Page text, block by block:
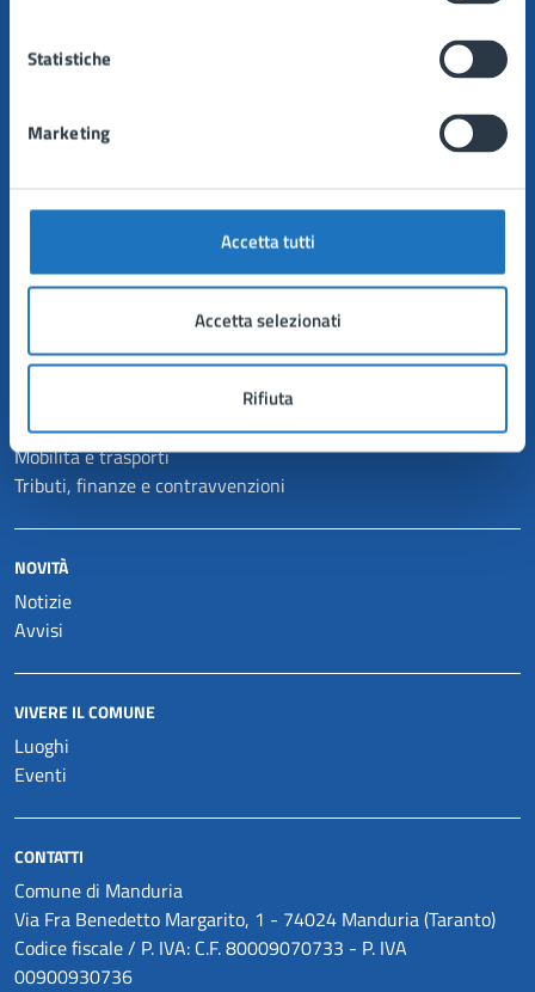
Statistiche
Marketing
Accetta tutti
Accetta selezionati
Rifiuta
AMMINISTRAZIONE
Uffici
Anagrafe e stato civile
Catasto e urbanistica
Mobilità e trasporti
Tributi, finanze e contravvenzioni
NOVITÀ
Notizie
Avvisi
VIVERE IL COMUNE
Luoghi
Eventi
CONTATTI
Comune di Manduria
Via Fra Benedetto Margarito, 1 - 74024 Manduria (Taranto)
Codice fiscale / P. IVA: C.F. 80009070733 - P. IVA
00900930736